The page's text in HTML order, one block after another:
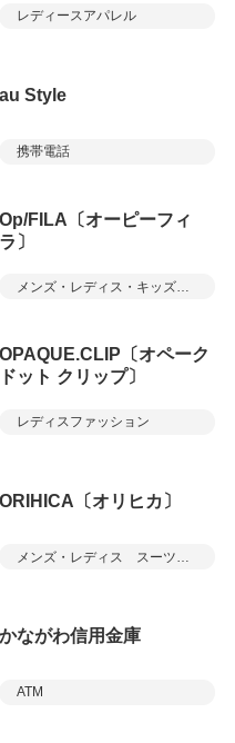
レディースアパレル
au Style
携帯電話
Op/FILA〔オーピーフィ
ラ〕
OPAQUE.CLIP〔オペーク
ドット クリップ〕
レディスファッション
ORIHICA〔オリヒカ〕
かながわ信用金庫
ATM